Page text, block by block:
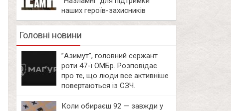
наших героїв-захисників
Головні новини
⁨”Азимут”, головний сержант
роти 47-ї ОМБр. Розповідає
про те, що люди все активніше
повертаються із СЗЧ.
Коли обираєш 92 — завжди у